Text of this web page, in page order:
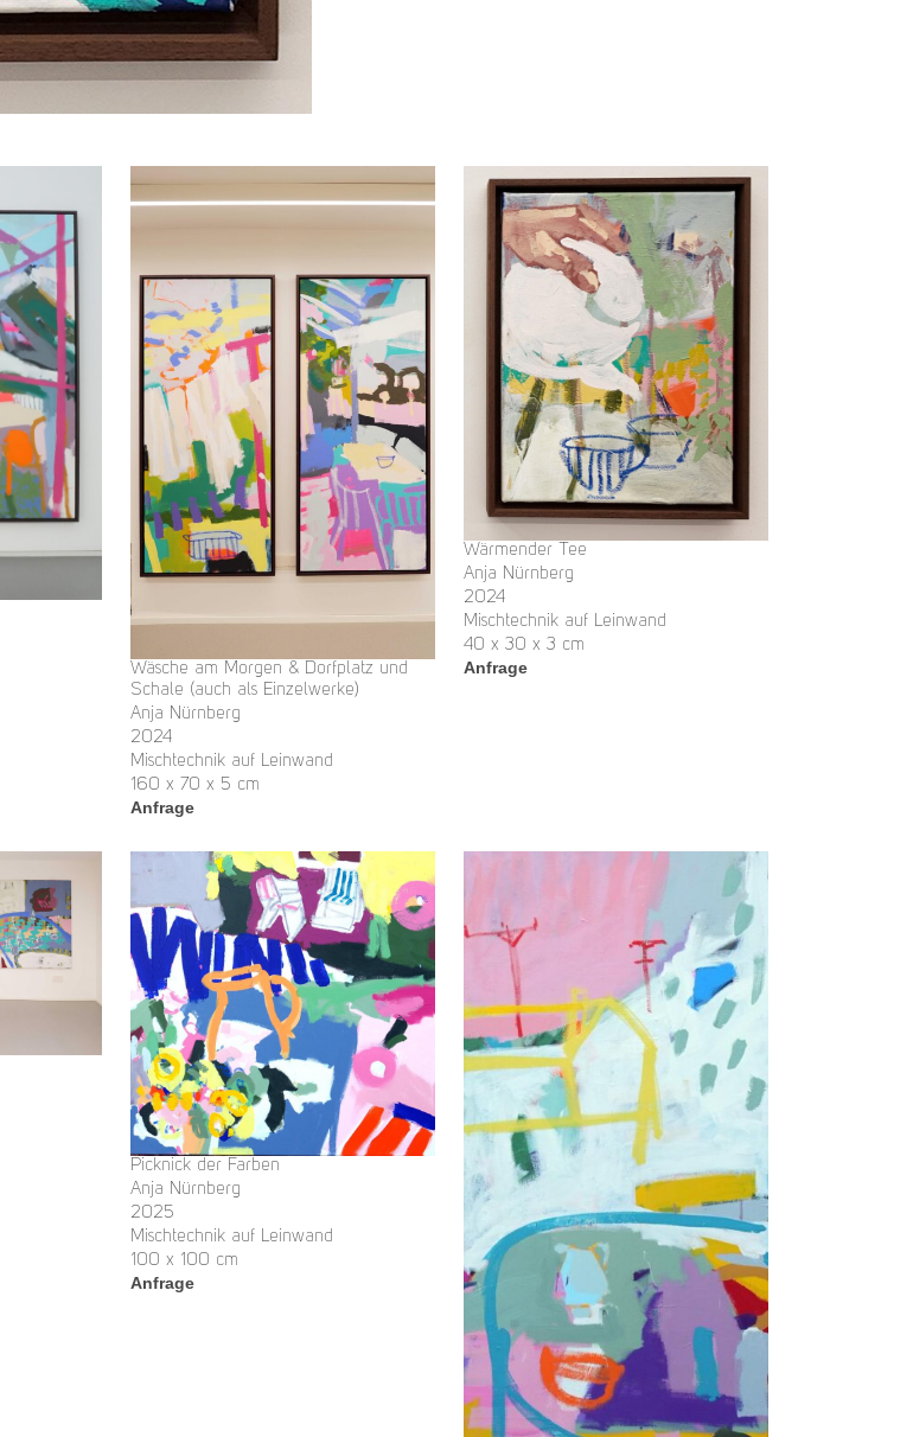
Wäsche am Morgen & Dorfplatz und
Schale (auch als Einzelwerke)
Anja Nürnberg
2024
Mischtechnik auf Leinwand
160 x 70 x 5 cm
Anfrage
Wärmender Tee
Anja Nürnberg
2024
Mischtechnik auf Leinwand
40 x 30 x 3 cm
Anfrage
Picknick der Farben
Anja Nürnberg
2025
Mischtechnik auf Leinwand
100 x 100 cm
Anfrage